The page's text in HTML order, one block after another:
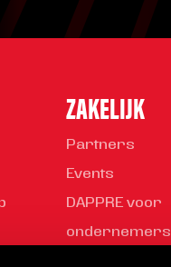
ZAKELIJK
Partners
Events
DAPPRE voor
ondernemers